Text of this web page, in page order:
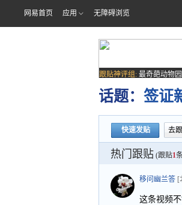
网易首页 应用 无障碍浏览
跟贴神评组: 最奇葩动物
场子
话题： 签证
快速发贴 去
热门跟贴 (跟贴1
移问幽兰答 [
这条视频